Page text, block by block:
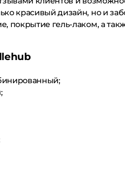
красивый дизайн, но и
покрытие гель-лаком, а